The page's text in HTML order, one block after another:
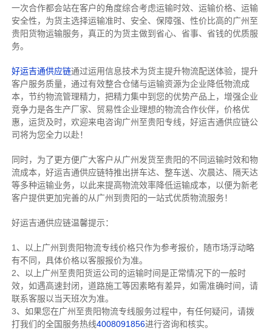
一次合作都会站在客户的角度综合考虑运输时效、运输价格、运输
安全性，为货主选择运输准时、安全、保障强、性价比高的广州至
贵阳货物运输服务，真正的为货主做到省心、省事、省钱的优质服
务。
好运吉通供应链通过运用信息技术为货主提升物流配送体验，提升
客户服务质量，通过有效整合仓储与运输资源为企业降低物流成
本，节约物流管理精力，把精力集中到您的优势产品上，增强企业
竞争力是各生产厂家、贸易性企业理想的物流合作伙伴，价格优
惠，运货及时，欢迎来电咨询广州至贵阳专线，好运吉通供应链公
司将为您全力以赴！
同时，为了更方便广大客户从广州发货至贵阳的不同运输时效和物
流成本，好运吉通供应链特推出拼车达、整车送、次晨达、隔天达
等多种运输业务，以此来提高物流效率降低运输成本，以便为新老
客户提供更加完善的从广州到贵阳的一站式优质物流服务！
好运吉通供应链温馨提示：
1、以上广州到贵阳物流专线价格只作为参考报价，随市场浮动略
有不同，具体价格以客服报价为准。
2、以上广州 至贵阳货运公司的运输时间是正常情况下的一般时
效，如遇高速封闭，道路施工等因素略有差异，如需准确时间，请
联系客服以当天班次为准。
3、如果您在广州 至贵阳物流专线服务过程中，有任何疑问，请拨
打我们的全国服务热线4008091856进行咨询和核实。